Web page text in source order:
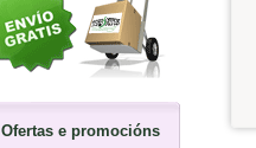
Ofertas e promocións